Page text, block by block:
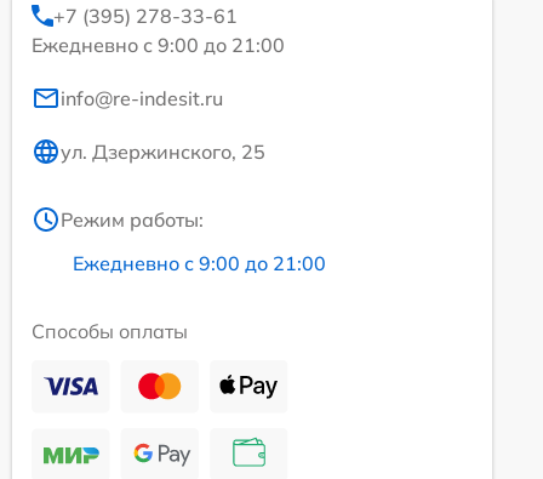
+7 (395) 278-33-61
Ежедневно с 9:00 до 21:00
info@re-indesit.ru
ул. Дзержинского, 25
Режим работы:
Ежедневно с 9:00 до 21:00
Способы оплаты